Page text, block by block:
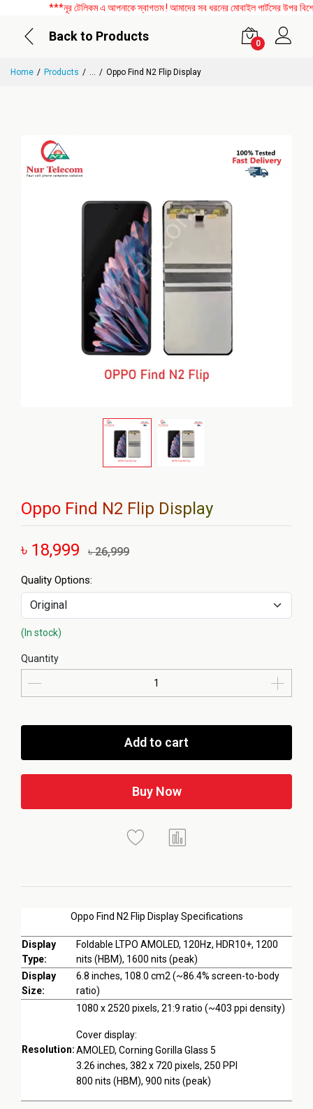
***নূর টেলিকম এ আপনাকে স্বাগতম ! আমাদের সব ধরনের মোবাইল পার্টসের উপর
Back to Products
0
Home Products ... Oppo Find N2 Flip Display
Oppo Find N2 Flip Display
৳ 18,999 ৳ 26,999
Oppo Find N2 Flip Display Specifications
Display
Type:
Foldable LTPO AMOLED, 120Hz, HDR10+, 1200
nits (HBM), 1600 nits (peak)
Display
Size:
6.8 inches, 108.0 cm2 (~86.4% screen-to-body
ratio)
Resolution:
1080 x 2520 pixels, 21:9 ratio (~403 ppi density)
Cover display:
AMOLED, Corning Gorilla Glass 5
3.26 inches, 382 x 720 pixels, 250 PPI
800 nits (HBM), 900 nits (peak)
Quality Options:
(In stock)
Quantity
Add to cart
Buy Now